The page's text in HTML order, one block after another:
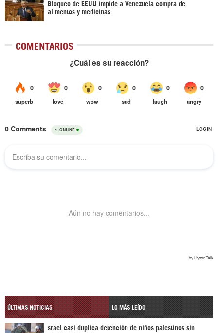
Bloqueo de EEUU impide a Venezuela compra de
alimentos y medicinas
COMENTARIOS
ÚLTIMAS NOTICIAS LO MÁS LEÍDO
srael casi duplica detención de niños palestinos sin